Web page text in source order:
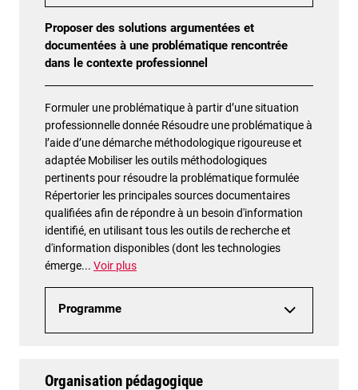
Proposer des solutions argumentées et
documentées à une problématique rencontrée
dans le contexte professionnel
Formuler une problématique à partir d’une situation
professionnelle donnée Résoudre une problématique à
l’aide d’une démarche méthodologique rigoureuse et
adaptée Mobiliser les outils méthodologiques
pertinents pour résoudre la problématique formulée
Répertorier les principales sources documentaires
qualifiées afin de répondre à un besoin d'information
identifié, en utilisant tous les outils de recherche et
d'information disponibles (dont les technologies
émerge... Voir plus
Programme
Organisation pédagogique